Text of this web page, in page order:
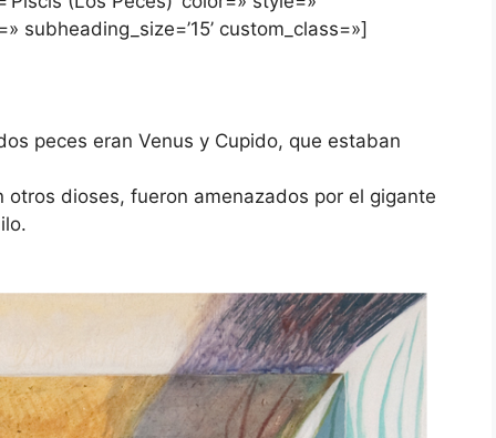
subheading_size=’15’ custom_class=»]
peces eran Venus y Cupido, que estaban
dioses, fueron amenazados por el gigante